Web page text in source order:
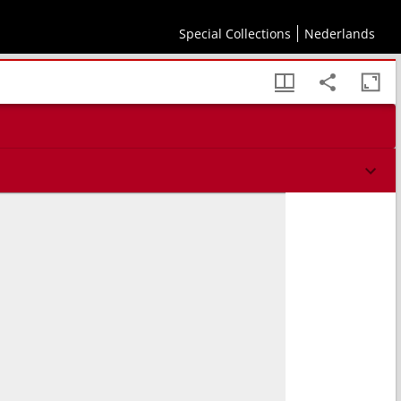
Special Collections Nederlands
Erbschafft vnder sich theylen sollen. : Vnd einem Keyserlichen Mandat der